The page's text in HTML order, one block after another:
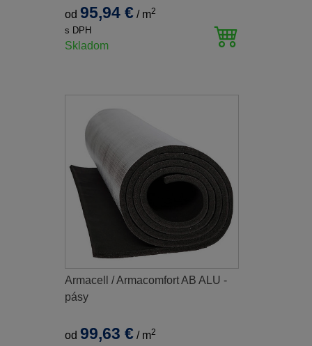
od 95,94 € / m2
s DPH
Skladom
Armacell / Armacomfort AB ALU -
pásy
od 99,63 € / m2